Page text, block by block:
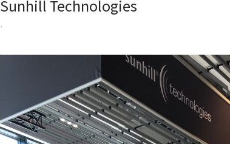
Sunhill Technologies